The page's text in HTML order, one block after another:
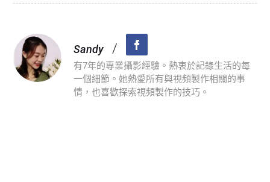
Sandy /
有7年的專業攝影經驗。熱衷於記錄生活的每
一個細節。她熱愛所有與視頻製作相關的事
情，也喜歡探索視頻製作的技巧。